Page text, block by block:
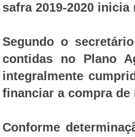
safra 2019-2020
Segundo o
contidas no Plano
integralmente
financiar a compra
Conforme